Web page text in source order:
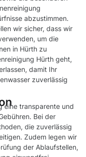
abzustimmen.
wir sicher, dass wir
um die
in Hürth zu
Hürth geht,
damit Ihr
zuverlässig
eine transparente und
Bei der
die zuverlässig
Zudem legen wir
der Ablaufstellen,